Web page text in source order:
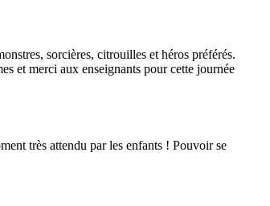
sorcières, citrouilles et héros préférés.
et merci aux enseignants pour cette journée
très attendu par les enfants ! Pouvoir se